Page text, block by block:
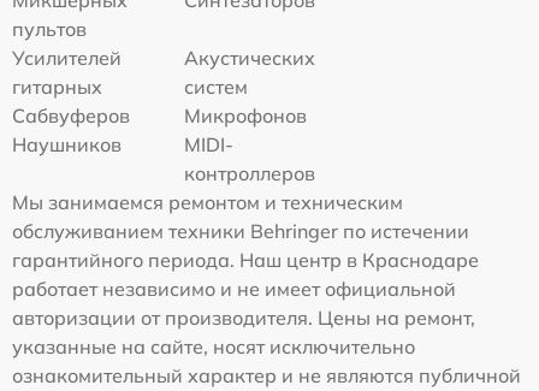
пультов
Усилителей
гитарных
Акустических
систем
Сабвуферов
Микрофонов
Наушников
MIDI-
контроллеров
Мы занимаемся ремонтом и техническим
обслуживанием техники Behringer по истечении
гарантийного периода. Наш центр в Краснодаре
работает независимо и не имеет официальной
авторизации от производителя. Цены на ремонт,
указанные на сайте, носят исключительно
ознакомительный характер и не являются публичной